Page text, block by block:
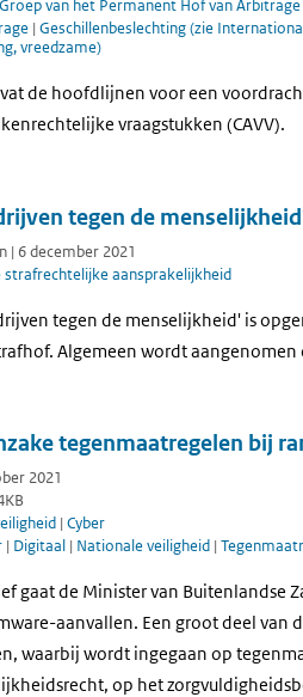
van het Permanent Hof van Arbitrage
| Geschillenbeslechting (zie
vreedzame)
de hoofdlijnen voor een
vraagstukken (CAVV).
tegen de
| 6 december 2021
strafrechtelijke aansprakelijkheid
tegen de menselijkheid' is
Algemeen wordt aangenomen
tegenmaatregelen bij
2021
| Cyber
| Digitaal | Nationale veiligheid |
gaat de Minister van
aanvallen. Een groot deel
waarbij wordt ingegaan op
op het